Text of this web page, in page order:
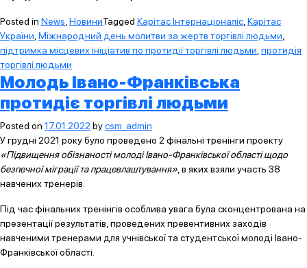
Posted in News НовиниTagged Карітас Інтернаціоналіс Карітас
України Міжнародний день молитви за жертв торгівлі людьми
підтримка місцевих ініціатив по протидії торгівлі людьми протидія
торгівлі людьми
Молодь Івано-Франківська
протидіє торгівлі людьми
Posted on 17.01.2022 bycsm_admin
У грудні 2021 року було проведено 2 фінальні тренінги проекту
«Підвищення обізнаності молоді Івано-Франківської області щодо
безпечної міграції та працевлаштування» , в яких взяли участь 38
навчених тренерів.
Під час фінальних тренінгів особлива увага була сконцентрована на
презентації результатів, проведених превентивних заходів
навченими тренерами для учнівської та студентської молоді Івано-
Франківської області.